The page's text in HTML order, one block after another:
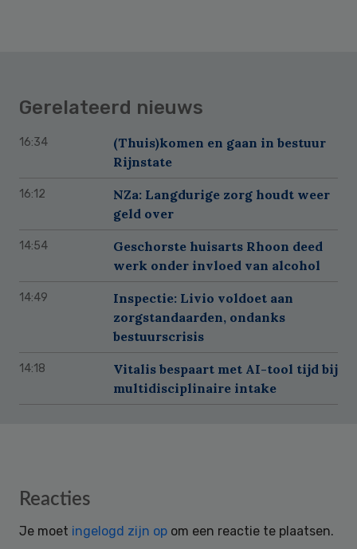
Gerelateerd nieuws
16:34
(Thuis)komen en gaan in bestuur
Rijnstate
16:12
NZa: Langdurige zorg houdt weer
geld over
14:54
Geschorste huisarts Rhoon deed
werk onder invloed van alcohol
14:49
Inspectie: Livio voldoet aan
zorgstandaarden, ondanks
bestuurscrisis
14:18
Vitalis bespaart met AI-tool tijd bij
multidisciplinaire intake
Reader
Reacties
Je moet ingelogd zijn op om een reactie te plaatsen.